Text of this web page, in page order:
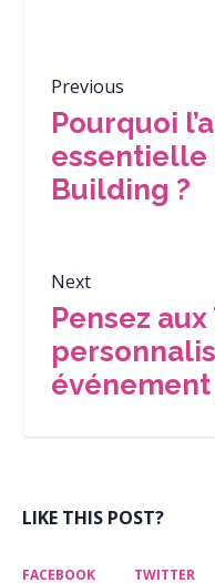
Previous
Pourquoi
essentielle
Building ?
Next
Pensez
événement
LIKE THIS POST?
FACEBOOK TWITTER